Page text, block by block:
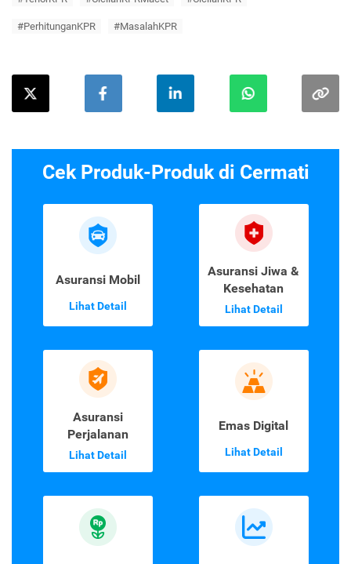
#PerhitunganKPR #MasalahKPR
Cek Produk-Produk di Cermati
Asuransi Mobil
Lihat Detail
Asuransi Jiwa &
Kesehatan
Lihat Detail
Asuransi
Perjalanan
Lihat Detail
Emas Digital
Lihat Detail